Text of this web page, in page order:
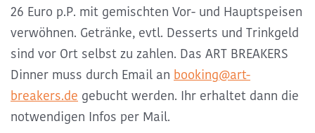
26 Euro p.P. mit gemischten Vor- und Hauptspeisen
verwöhnen. Getränke, evtl. Desserts und Trinkgeld
sind vor Ort selbst zu zahlen. Das ART BREAKERS
Dinner muss durch Email an booking@art-
breakers.de gebucht werden. Ihr erhaltet dann die
notwendigen Infos per Mail.